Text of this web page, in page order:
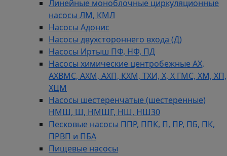
Линейные моноблочные циркуляционные
насосы ЛМ, КМЛ
Насосы Адонис
Насосы двухстороннего входа (Д)
Насосы Иртыш ПФ, НФ, ПД
Насосы химические центробежные АХ,
АХВМС, АХМ, АХП, КХМ, ТХИ, Х, Х ГМС, ХМ, ХП,
ХЦМ
Насосы шестеренчатые (шестеренные)
НМШ, Ш, НМШГ, НШ, НШ30
Песковые насосы ППР, ППК, П, ПР, ПБ, ПК,
ПРВП и ПБА
Пищевые насосы